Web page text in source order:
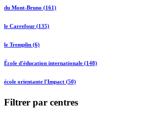
du Mont-Bruno (161)
le Carrefour (135)
le Tremplin (6)
École d'éducation internationale (148)
école orientante l'Impact (50)
Filtrer par centres